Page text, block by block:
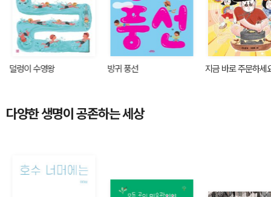
덜렁이 수영왕 방귀 풍선 지금 바로 주문하세
다양한 생명이 공존하는 세상